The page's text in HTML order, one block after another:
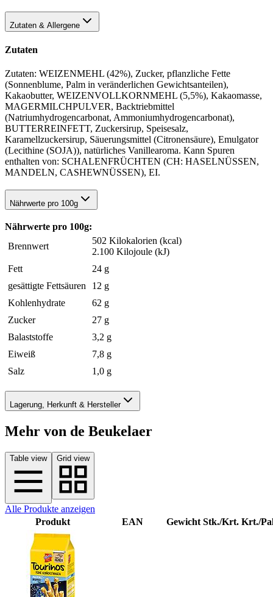
Zutaten & Allergene
Zutaten
Zutaten: WEIZENMEHL (42%), Zucker, pflanzliche Fette
(Sonnenblume, Palm in veränderlichen Gewichtsanteilen),
Kakaobutter, WEIZENVOLLKORNMEHL (5,5%), Kakaomasse,
MAGERMILCHPULVER, Backtriebmittel
(Natriumhydrogencarbonat, Ammoniumhydrogencarbonat),
BUTTERREINFETT, Zuckersirup, Speisesalz,
Karamellzuckersirup, Säuerungsmittel (Citronensäure), Emulgator
(Lecithine (SOJA)), natürliches Vanillearoma. Kann Spuren
enthalten von: SCHALENFRÜCHTEN (CH: HASELNÜSSEN,
MANDELN, CASHEWNÜSSEN), EI.
Nährwerte pro 100g
Nährwerte pro 100g:
Brennwert
502 Kilokalorien (kcal)
2.100 Kilojoule (kJ)
Fett
24 g
gesättigte Fettsäuren
12 g
Kohlenhydrate
62 g
Zucker
27 g
Balaststoffe
3,2 g
Eiweiß
7,8 g
Salz
1,0 g
Lagerung, Herkunft & Hersteller
Mehr von de Beukelaer
Table view Grid view
Alle Produkte anzeigen
Produkt
EAN Gewicht Stk./Krt. Krt./